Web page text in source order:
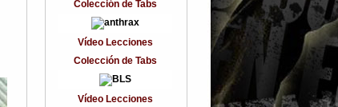
Colección de Tabs
Vídeo Lecciones
Colección de Tabs
Vídeo Lecciones